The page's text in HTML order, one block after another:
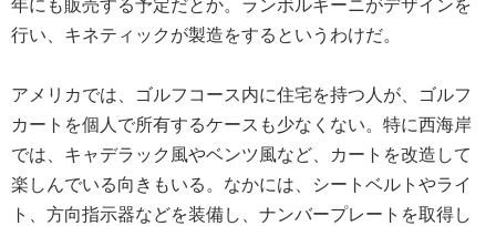
年にも販売する予定だとか。ランボルギーニがデザインを
行い、キネティックが製造をするというわけだ。
アメリカでは、ゴルフコース内に住宅を持つ人が、ゴルフ
カートを個人で所有するケースも少なくない。特に西海岸
では、キャデラック風やベンツ風など、カートを改造して
楽しんでいる向きもいる。なかには、シートベルトやライ
ト、方向指示器などを装備し、ナンバープレートを取得し